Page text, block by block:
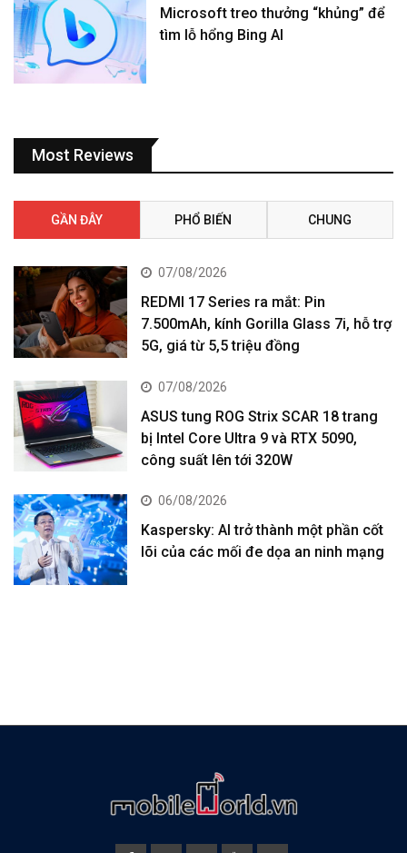
Microsoft treo thưởng “khủng” để
tìm lỗ hổng Bing AI
Most Reviews
GẦN ĐÂY PHỔ BIẾN CHUNG
07/08/2026
REDMI 17 Series ra mắt: Pin
7.500mAh, kính Gorilla Glass 7i, hỗ trợ
5G, giá từ 5,5 triệu đồng
07/08/2026
ASUS tung ROG Strix SCAR 18 trang
bị Intel Core Ultra 9 và RTX 5090,
công suất lên tới 320W
06/08/2026
Kaspersky: AI trở thành một phần cốt
lõi của các mối đe dọa an ninh mạng